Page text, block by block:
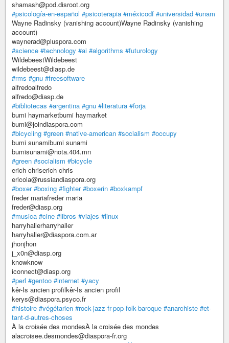
shamash@pod.disroot.org
#psicología-en-español #psicoterapia #méxicodf #universidad #unam
Wayne Radinsky (vanishing account)Wayne Radinsky (vanishing
account)
waynerad@pluspora.com
#science #technology #ai #algorithms #futurology
WildebeestWildebeest
wildebeest@diasp.de
#rms #gnu #freesoftware
alfredoalfredo
alfredo@diasp.de
#bibliotecas #argentina #gnu #literatura #forja
bumi haymarketbumi haymarket
bumi@joindiaspora.com
#bicycling #green #native-american #socialism #occupy
bumi sunamibumi sunami
bumisunami@nota.404.mn
#green #socialism #bicycle
erich chriserich chris
ericola@russiandiaspora.org
#boxer #boxing #fighter #boxerin #boxkampf
freder mariafreder maria
freder@diasp.org
#musica #cine #libros #viajes #linux
harryhallerharryhaller
harryhaller@diaspora.com.ar
jhonjhon
j_x0n@diasp.org
knowknow
iconnect@diasp.org
#perl #gentoo #internet #yacy
kêr-Is ancien profilkêr-Is ancien profil
kerys@diaspora.psyco.fr
#histoire #végétarien #rock-jazz-fr-pop-folk-baroque #anarchiste #et-
tant-d-autres-choses
À la croisée des mondesÀ la croisée des mondes
alacroisee.desmondes@diaspora-fr.org